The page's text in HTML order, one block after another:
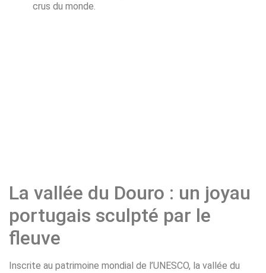
crus du monde.
La vallée du Douro : un joyau
portugais sculpté par le
fleuve
Inscrite au patrimoine mondial de l’UNESCO, la vallée du